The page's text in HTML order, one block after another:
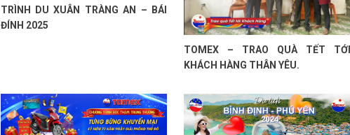
TRÌNH DU XUÂN TRÀNG AN – BÁI
ĐÍNH 2025
TOMEX – TRAO QUÀ TẾT TỚI
KHÁCH HÀNG THÂN YÊU.